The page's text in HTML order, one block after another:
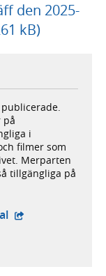
den 2025-
kB)
på
i
filmer som
Merparten
tillgängliga på
- extern